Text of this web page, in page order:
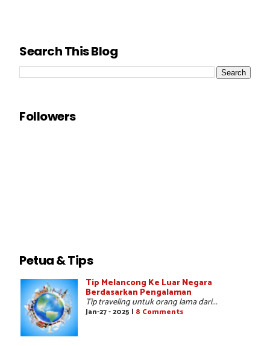
Search This Blog
Followers
Petua & Tips
Tip Melancong Ke Luar Negara
Berdasarkan Pengalaman
Tip traveling untuk orang lama dari...
Jan-27 - 2025 | 8 Comments